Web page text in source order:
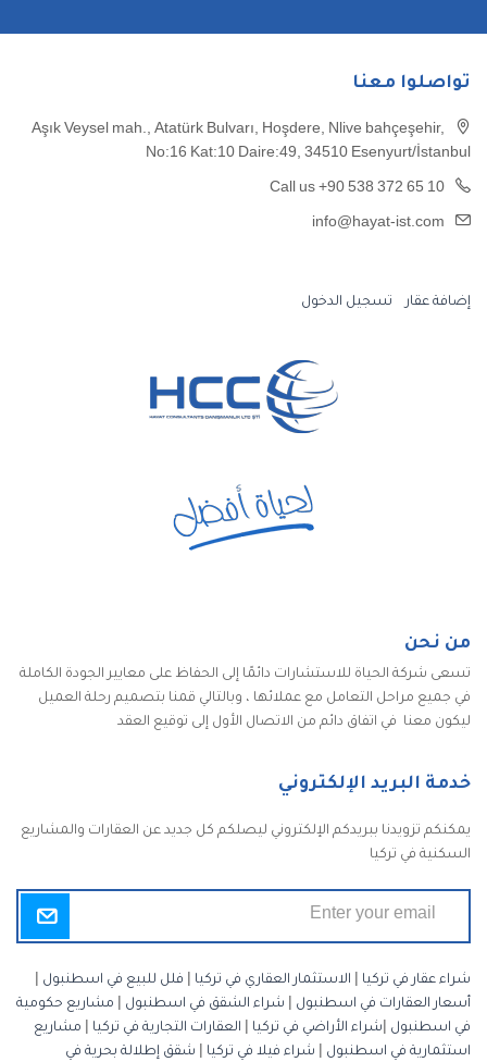
تواصلوا معنا
Aşık Veysel mah., Atatürk Bulvarı, Hoşdere, Nlive bahçeşehir,
No:16 Kat:10 Daire:49, 34510 Esenyurt/İstanbul
Call us +90 538 372 65 10
info@hayat-ist.com
إضافة عقار تسجيل الدخول
من نحن
تسعى شركة الحياة للاستشارات دائمًا إلى الحفاظ على معايير الجودة الكاملة
في جميع مراحل التعامل مع عملائها ، وبالتالي قمنا بتصميم رحلة العميل
ليكون معنا في اتفاق دائم من الاتصال الأول إلى توقيع العقد
خدمة البريد الإلكتروني
يمكنكم تزويدنا ببريدكم الإلكتروني ليصلكم كل جديد عن العقارات والمشاريع
السكنية في تركيا
شراء عقار في تركيا الاستثمار العقاري في تركيا فلل للبيع في اسطنبول
أسعار العقارات في اسطنبول
شراء الشقق في اسطنبول
مشاريع حكومية
في اسطنبول
شراء الأراضي في تركيا العقارات التجارية في تركيا
مشاريع
استثمارية في اسطنبول
شراء فيلا في تركيا
شقق إطلالة بحرية في